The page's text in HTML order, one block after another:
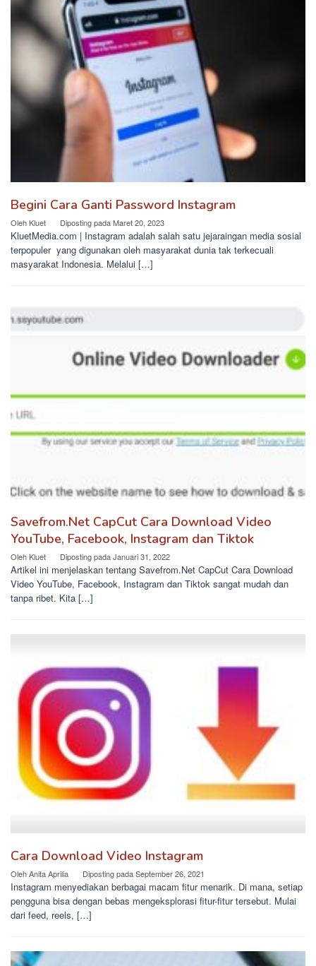
Begini Cara Ganti Password Instagram
Oleh Kluet Diposting padaMaret 20, 2023
KluetMedia.com | Instagram adalah salah satu jejaraingan media sosial
terpopuler yang digunakan oleh masyarakat dunia tak terkecuali
masyarakat Indonesia. Melalui […]
Savefrom.Net CapCut Cara Download Video
YouTube, Facebook, Instagram dan Tiktok
Oleh Kluet Diposting padaJanuari 31, 2022
Artikel ini menjelaskan tentang Savefrom.Net CapCut Cara Download
Video YouTube, Facebook, Instagram dan Tiktok sangat mudah dan
tanpa ribet. Kita […]
Cara Download Video Instagram
OlehAnita Aprilia Diposting padaSeptember 26, 2021
Instagram menyediakan berbagai macam fitur menarik. Di mana, setiap
pengguna bisa dengan bebas mengeksplorasi fitur-fitur tersebut. Mulai
dari feed, reels, […]